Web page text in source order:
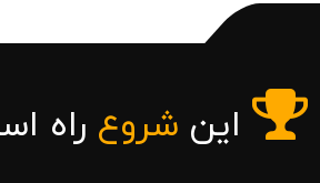
این شروع راه